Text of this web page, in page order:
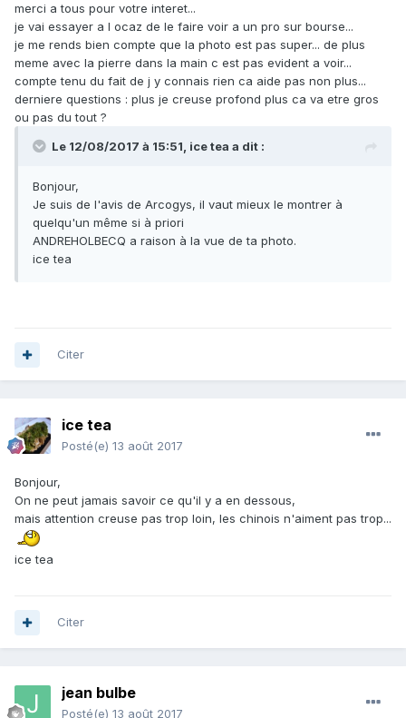
merci a tous pour votre interet...
je vai essayer a l ocaz de le faire voir a un pro sur bourse...
je me rends bien compte que la photo est pas super... de plus
meme avec la pierre dans la main c est pas evident a voir...
compte tenu du fait de j y connais rien ca aide pas non plus...
derniere questions : plus je creuse profond plus ca va etre gros
ou pas du tout ?
Le 12/08/2017 à 15:51, ice tea a dit :
Bonjour,
Je suis de l'avis de Arcogys, il vaut mieux le montrer à
quelqu'un même si à priori
ANDREHOLBECQ a raison à la vue de ta photo.
ice tea
Citer
ice tea
Posté(e) 13 août 2017
Bonjour,
On ne peut jamais savoir ce qu'il y a en dessous,
mais attention creuse pas trop loin, les chinois n'aiment pas trop...
ice tea
Citer
jean bulbe
Posté(e) 13 août 2017